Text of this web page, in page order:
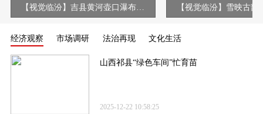
【视觉临汾】吉县黄河壶口瀑布现冰挂彩虹壮美景观
经济观察 市场调研 法治再现 文化生活
山西祁县“绿色车间”忙育苗
2025-12-22 10:58:25